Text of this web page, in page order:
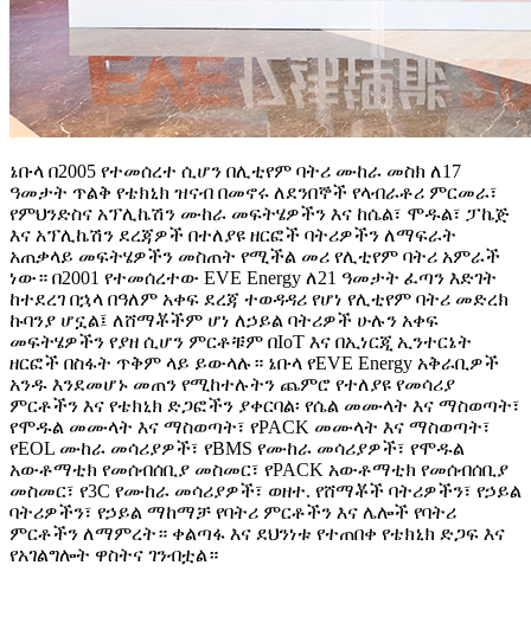
ኔቡላ በ2005 የተመሰረተ ሲሆን በሊቲየም ባትሪ ሙከራ መስክ ለ17
ዓመታት ጥልቅ የቴክኒክ ዝናብ በመኖሩ ለደንበኞች የላብራቶሪ ምርመራ፣
የምህንድስና አፕሊኬሽን ሙከራ መፍትሄዎችን እና ከሴል፣ ሞዱል፣ ፓኬጅ
እና አፕሊኬሽን ደረጃዎች በተለያዩ ዘርፎች ባትሪዎችን ለማፍራት
አጠቃላይ መፍትሄዎችን መስጠት የሚችል መሪ የሊቲየም ባትሪ አምራች
ነው። በ2001 የተመሰረተው EVE Energy ለ21 ዓመታት ፈጣን እድገት
ከተደረገ በኋላ በዓለም አቀፍ ደረጃ ተወዳዳሪ የሆነ የሊቲየም ባትሪ መድረክ
ኩባንያ ሆኗል፤ ለሸማቾችም ሆነ ለኃይል ባትሪዎች ሁሉን አቀፍ
መፍትሄዎችን የያዘ ሲሆን ምርቶቹም በIoT እና በኢነርጂ ኢንተርኔት
ዘርፎች በስፋት ጥቅም ላይ ይውላሉ። ኔቡላ የEVE Energy አቅራቢዎች
አንዱ እንደመሆኑ መጠን የሚከተሉትን ጨምሮ የተለያዩ የመሳሪያ
ምርቶችን እና የቴክኒክ ድጋፎችን ያቀርባል፡ የሴል መሙላት እና ማስወጣት፣
የሞዱል መሙላት እና ማስወጣት፣ የPACK መሙላት እና ማስወጣት፣
የEOL ሙከራ መሳሪያዎች፣ የBMS የሙከራ መሳሪያዎች፣ የሞዱል
አውቶማቲክ የመሰብሰቢያ መስመር፣ የPACK አውቶማቲክ የመሰብሰቢያ
መስመር፣ የ3C የሙከራ መሳሪያዎች፣ ወዘተ. የሸማቾች ባትሪዎችን፣ የኃይል
ባትሪዎችን፣ የኃይል ማከማቻ የባትሪ ምርቶችን እና ሌሎች የባትሪ
ምርቶችን ለማምረት። ቀልጣፋ እና ደህንነቱ የተጠበቀ የቴክኒክ ድጋፍ እና
የአገልግሎት ዋስትና ገንብቷል።